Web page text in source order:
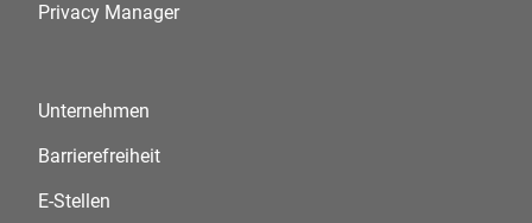
Privacy Manager
Unternehmen
Barrierefreiheit
E-Stellen